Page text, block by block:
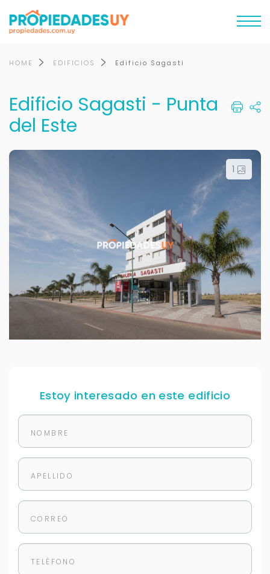
HOME EDIFICIOS Edificio Sagasti
Edificio Sagasti - Punta
del Este
1
Estoy interesado en este edificio